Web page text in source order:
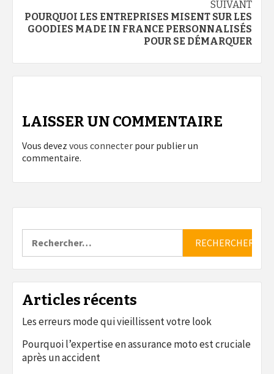
SUIVANT
POURQUOI LES ENTREPRISES MISENT SUR LES
GOODIES MADE IN FRANCE PERSONNALISÉS
POUR SE DÉMARQUER
LAISSER UN COMMENTAIRE
Vous devez vous connecter pour publier un
commentaire.
Articles récents
Les erreurs mode qui vieillissent votre look
Pourquoi l’expertise en assurance moto est cruciale
après un accident